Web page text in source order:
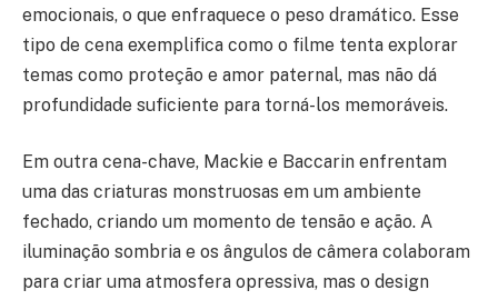
emocionais, o que enfraquece o peso dramático. Esse
tipo de cena exemplifica como o filme tenta explorar
temas como proteção e amor paternal, mas não dá
profundidade suficiente para torná-los memoráveis.
Em outra cena-chave, Mackie e Baccarin enfrentam
uma das criaturas monstruosas em um ambiente
fechado, criando um momento de tensão e ação. A
iluminação sombria e os ângulos de câmera colaboram
para criar uma atmosfera opressiva, mas o design